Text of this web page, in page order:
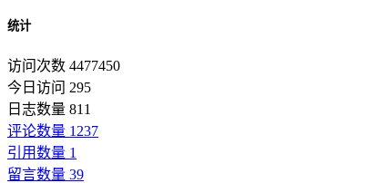
统计
访问次数 4477450
今日访问 295
日志数量 811
评论数量 1237
引用数量 1
留言数量 39